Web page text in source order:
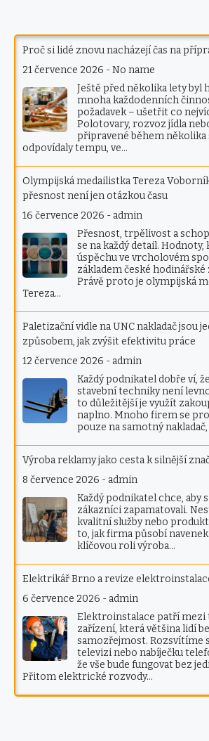
Proč si lidé znovu nacházejí čas na
21 července 2026 -No name
Ještě před několika lety byl
mnoha každodenních
požadavek – ušetřit co
Polotovary, rozvoz jídla
připravené během několika
odpovídaly tempu, ve…
Olympijská medailistka Tereza
přesnost není jen otázkou času
16 července 2026 - admin
Přesnost, trpělivost a
se na každý detail.
úspěchu ve vrcholovém
základem české hodinářské
Právě proto je olympijská
Tereza…
Paletizační vidle na UNC nakladač jsou
způsobem, jak zvýšit efektivitu práce
12 července 2026 - admin
Každý podnikatel dobře ví,
stavební techniky není
to důležitější je využít
naplno. Mnoho firem se
pouze na samotný nakladač,
Výroba reklamy jako cesta k silnější
8 července 2026 - admin
Každý podnikatel chce, aby
zákazníci zapamatovali.
kvalitní služby nebo
to, jak firma působí
klíčovou roli výroba…
Elektrikář Brno a revize
6 července 2026 - admin
Elektroinstalace patří mezi
zařízení, která většina lidí
samozřejmost. Rozsvítíme
televizi nebo nabíječku
že vše bude fungovat bez
Přitom elektrické rozvody…